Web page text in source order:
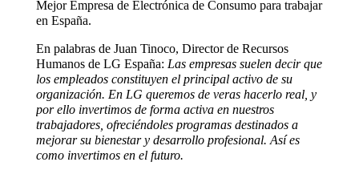
Mejor Empresa de Electrónica de Consumo para trabajar
en España.
En palabras de Juan Tinoco, Director de Recursos
Humanos de LG España: Las empresas suelen decir que
los empleados constituyen el principal activo de su
organización. En LG queremos de veras hacerlo real, y
por ello invertimos de forma activa en nuestros
trabajadores, ofreciéndoles programas destinados a
mejorar su bienestar y desarrollo profesional. Así es
como invertimos en el futuro.